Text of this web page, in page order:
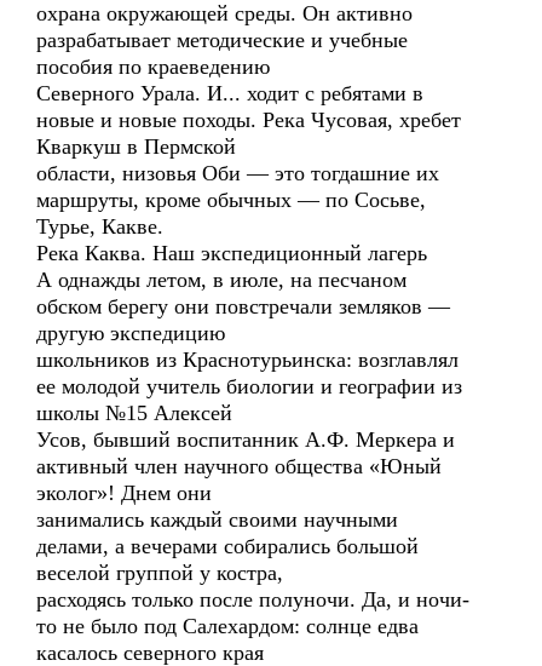
охрана окружающей среды. Он активно
разрабатывает методические и учебные
пособия по краеведению
Северного Урала. И... ходит с ребятами в
новые и новые походы. Река Чусовая, хребет
Кваркуш в Пермской
области, низовья Оби — это тогдашние их
маршруты, кроме обычных — по Сосьве,
Турье, Какве.
Река Каква. Наш экспедиционный лагерь
А однажды летом, в июле, на песчаном
обском берегу они повстречали земляков —
другую экспедицию
школьников из Краснотурьинска: возглавлял
ее молодой учитель биологии и географии из
школы №15 Алексей
Усов, бывший воспитанник А.Ф. Меркера и
активный член научного общества «Юный
эколог»! Днем они
занимались каждый своими научными
делами, а вечерами собирались большой
веселой группой у костра,
расходясь только после полуночи. Да, и ночи-
то не было под Салехардом: солнце едва
касалось северного края